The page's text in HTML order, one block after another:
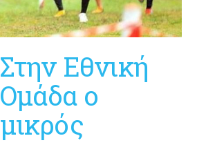
Στην Εθνική
Ομάδα ο
μικρός